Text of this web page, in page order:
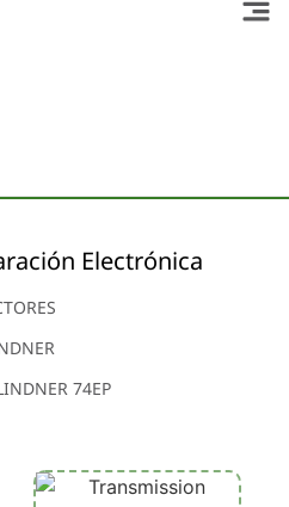
Electrónica
74EP